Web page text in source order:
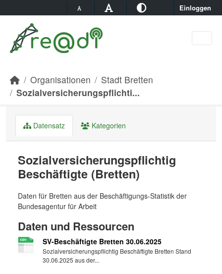
Einloggen
Organisationen
Stadt Bretten
Sozialversicherungspflichti...
Datensatz Kategorien
Sozialversicherungspflichtig
Beschäftigte (Bretten)
Daten für Bretten aus der Beschäftigungs-Statistik der
Bundesagentur für Arbeit
Daten und Ressourcen
SV-Beschäftigte Bretten 30.06.2025
Sozialversicherungspflichtig Beschäftigte Bretten Stand
30.06.2025 aus der...